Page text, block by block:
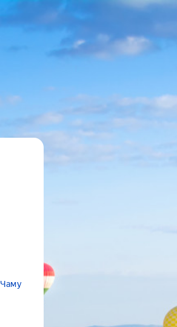
Чаму